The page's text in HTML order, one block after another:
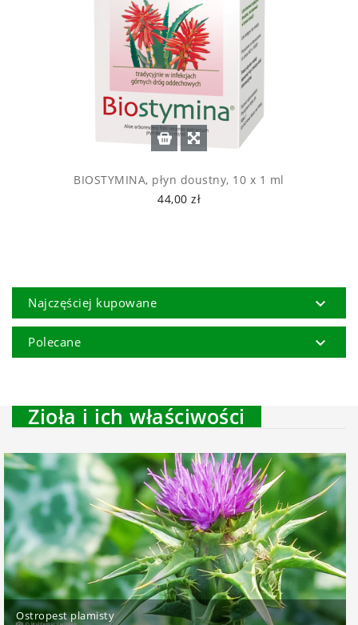
BIOSTYMINA, płyn doustny, 10 x 1 ml
44,00 zł
Najczęściej kupowane 
Polecane 
Zioła i ich właściwości
Ostropest plamisty